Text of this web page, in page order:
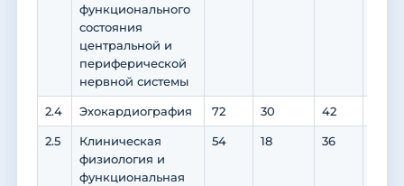
функционального
состояния
центральной и
периферической
нервной системы
2.4 Эхокардиография 72 30 42
2.5
Клиническая
физиология и
функциональная
54 18 36